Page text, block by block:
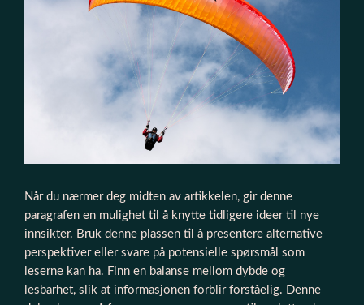
Når du nærmer deg midten av artikkelen, gir denne
paragrafen en mulighet til å knytte tidligere ideer til nye
innsikter. Bruk denne plassen til å presentere alternative
perspektiver eller svare på potensielle spørsmål som
leserne kan ha. Finn en balanse mellom dybde og
lesbarhet, slik at informasjonen forblir forståelig. Denne